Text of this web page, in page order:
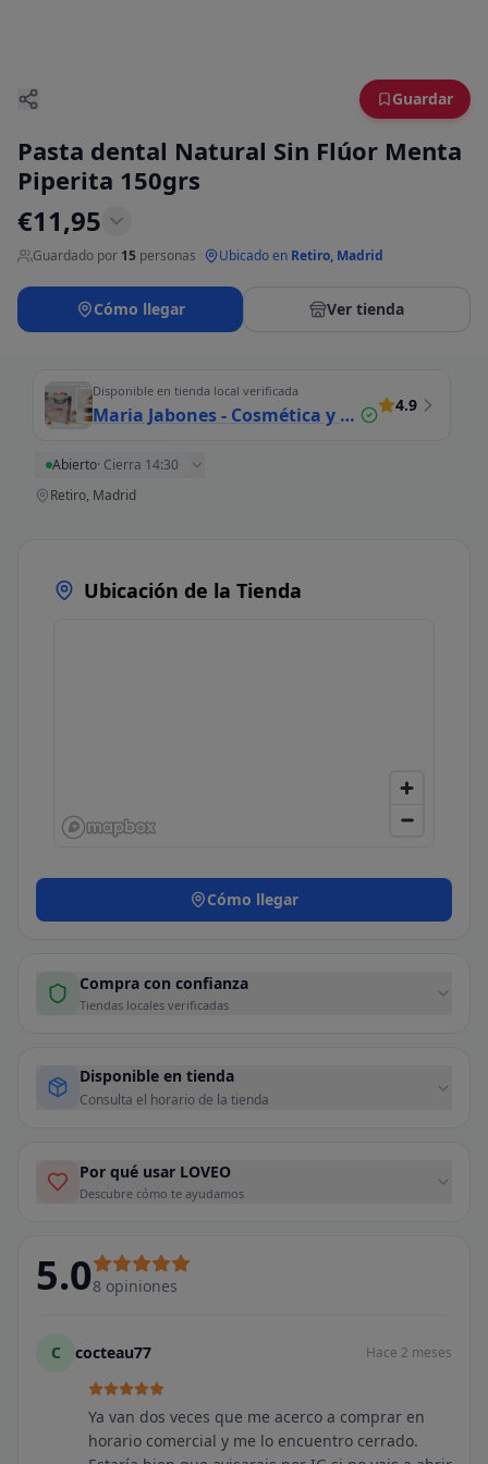
Guardar
Pasta dental Natural Sin Flúor Menta
Piperita 150grs
€11,95
Guardado por 15 personas Ubicado en Retiro, Madrid
Cómo llegar Ver tienda
Disponible en tienda local verificada
Maria Jabones - Cosmética y productos a
4.9
Abierto· Cierra 14:30
Retiro, Madrid
Ubicación de la Tienda
Cómo llegar
Compra con confianza
Tiendas locales verificadas
Disponible en tienda
Consulta el horario de la tienda
Por qué usar LOVEO
Descubre cómo te ayudamos
5.08 opiniones
C cocteau77 Hace 2 meses
Ya van dos veces que me acerco a comprar en
horario comercial y me lo encuentro cerrado.